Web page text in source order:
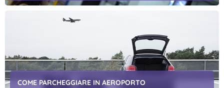
COME PARCHEGGIARE IN AEROPORTO